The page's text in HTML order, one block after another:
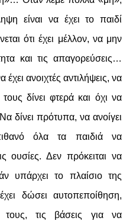
είναι να έχει το παιδί
ότι έχει μέλλον, να μην
και τις απαγορεύσεις…
ανοιχτές αντιλήψεις, να
δίνει φτερά και όχι να
δίνει πρότυπα, να ανοίγει
όλα τα παιδιά να
ουσίες. Δεν πρόκειται να
υπάρχει το πλαίσιο της
δώσει αυτοπεποίθηση,
τους, τις βάσεις για να